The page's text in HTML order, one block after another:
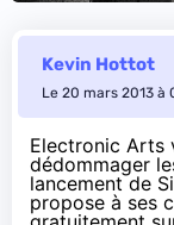
Kevin Hottot
Le 20 mars 2013 à
Electronic Arts
dédommager
lancement de
propose à ses